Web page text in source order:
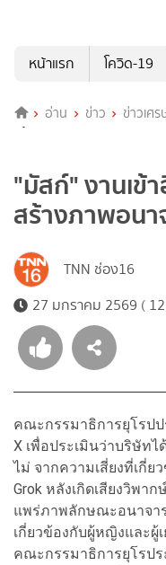
หน้าแรก
โควิด-19
อ่าน ข่าว ข่าวเศ
สร้างภาพอนาจาร
"มัสก์" งานเข้
สร้างภาพอนา
TNN ช่อง16
27 มกราคม 2569 (
คณะกรรมาธิการยุโรป
X เพื่อประเมินว่าบริษัท
ไม่ จากความเสี่ยงที่เกี่
Grok หลังเกิดเสียงวิพา
แพร่ภาพลักษณะอนาจา
เกี่ยวข้องกับผู้หญิงและผู้เ
คณะกรรมาธิการยุโรปร